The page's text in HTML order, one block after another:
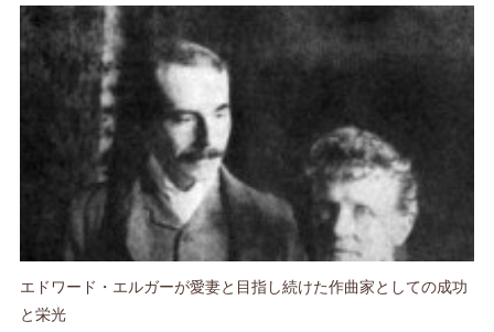
エドワード・エルガーが愛妻と目指し続けた作曲家としての成功
と栄光